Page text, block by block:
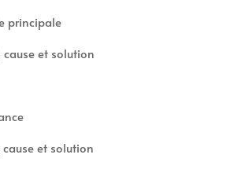
principale
cause et solution
et solution